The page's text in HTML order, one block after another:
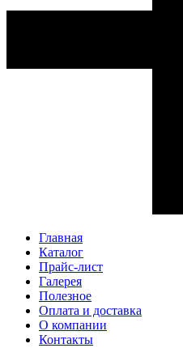
Главная
Каталог
Прайс-лист
Галерея
Полезное
Оплата и доставка
О компании
Контакты